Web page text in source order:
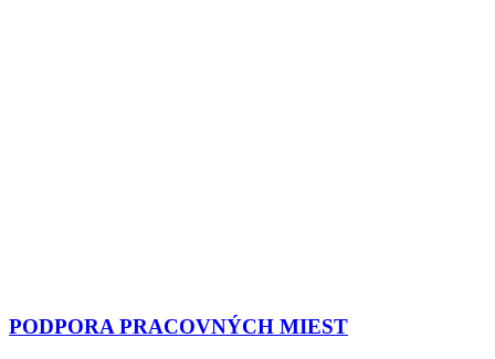
PODPORA PRACOVNÝCH MIEST